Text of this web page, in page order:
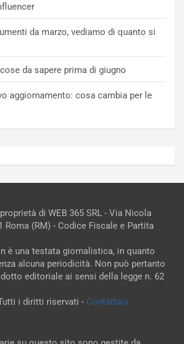
da marzo, vediamo di quanto si
da sapere prima di giugno
aggiornamento: cosa cambia per le
di WEB 365 SRL - Via Nicola
Roma (RM) - Codice Fiscale e Partita
è una testata giornalistica, in quanto
alcuna periodicità. Non può pertanto
editoriale ai sensi della legge n. 62
i diritti riservati - Contattaci